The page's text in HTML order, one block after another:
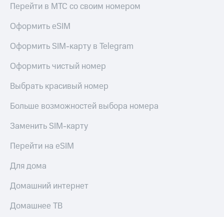
Перейти в МТС со своим номером
Оформить eSIM
Оформить SIM-карту в Telegram
Оформить чистый номер
Выбрать красивый номер
Больше возможностей выбора номера
Заменить SIM-карту
Перейти на eSIM
Для дома
Домашний интернет
Домашнее ТВ